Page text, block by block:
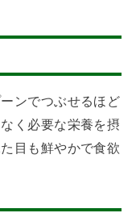
ンでつぶせるほど
く必要な栄養を摂
目も鮮やかで食欲